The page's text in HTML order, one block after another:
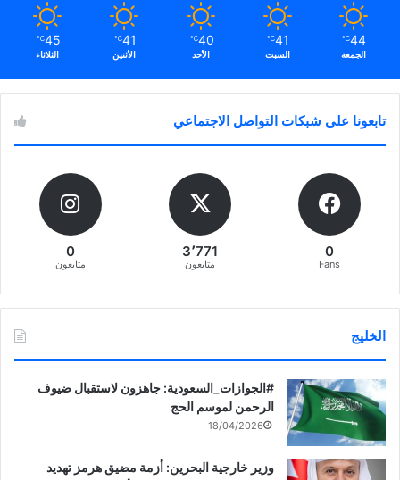
44
℃
الجمعة
41
℃
السبت
40
℃
الأحد
41
℃
الأثنين
45
℃
الثلاثاء
تابعونا على شبكات التواصل الاجتماعي
0
Fans
3٬771
متابعون
0
متابعون
الخليج
‏‎#الجوازات_السعودية: جاهزون لاستقبال ضيوف
الرحمن لموسم الحج
18/04/2026
وزير خارجية البحرين: أزمة مضيق هرمز تهديد